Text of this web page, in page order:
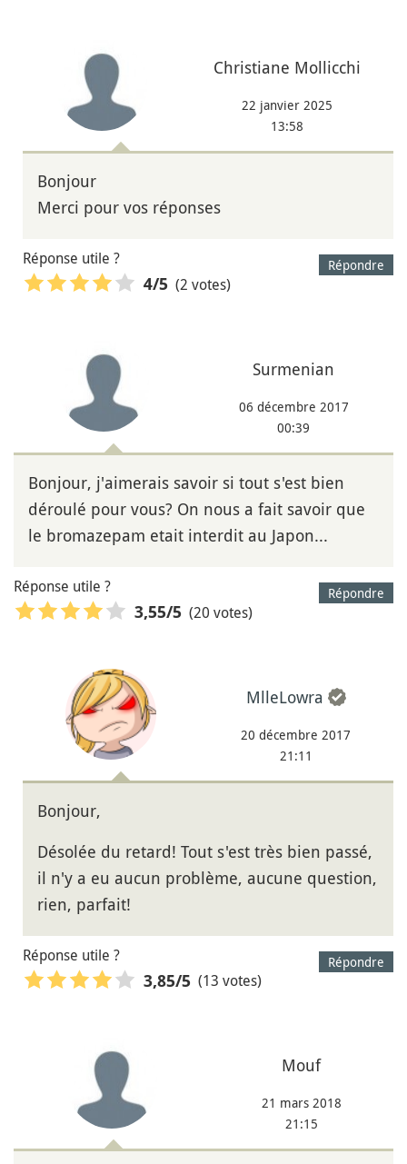
Christiane Mollicchi
22 janvier 2025
13:58
Bonjour
Merci pour vos réponses
Répondre
Réponse utile ?
4/5 (2 votes)
Surmenian
06 décembre 2017
00:39
Bonjour, j'aimerais savoir si tout s'est bien
déroulé pour vous? On nous a fait savoir que
le bromazepam etait interdit au Japon...
Répondre
Réponse utile ?
3,55/5 (20 votes)
MlleLowra
20 décembre 2017
21:11
Bonjour,
Désolée du retard! Tout s'est très bien passé,
il n'y a eu aucun problème, aucune question,
rien, parfait!
Répondre
Réponse utile ?
3,85/5 (13 votes)
Mouf
21 mars 2018
21:15